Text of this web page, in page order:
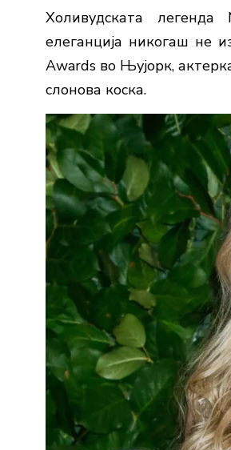
Холивудската легенда
елеганција никогаш не
Awards во Њујорк,
слонова коска.